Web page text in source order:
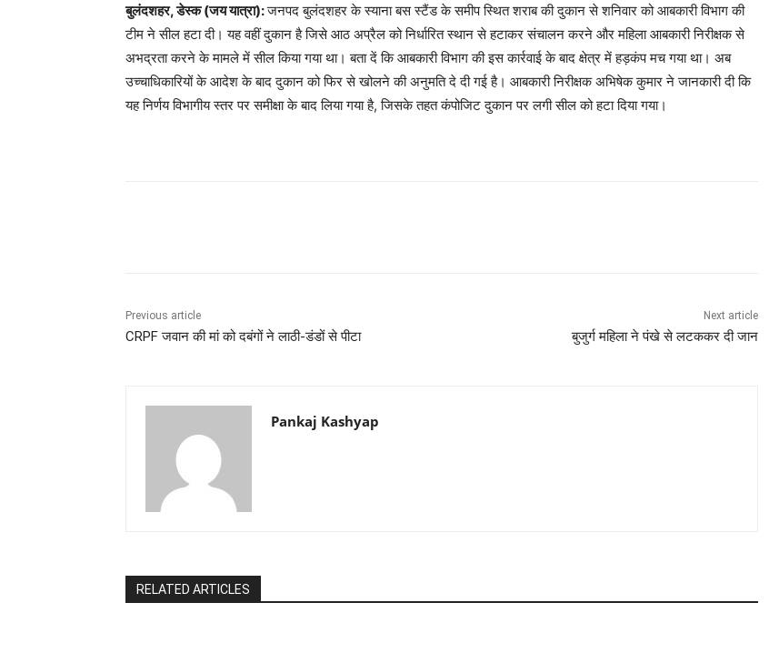
बुलंदशहर, डेस्क (जय यात्रा):जनपद बुलंदशहर के स्याना बस स्टैंड के समीप स्थित शराब की दुकान से शनिवार को आबकारी विभाग की
टीम ने सील हटा दी। यह वहीं दुकान है जिसे आठ अप्रैल को निर्धारित स्थान से हटाकर संचालन करने और महिला आबकारी निरीक्षक से
अभद्रता करने के मामले में सील किया गया था। बता दें कि आबकारी विभाग की इस कार्रवाई के बाद क्षेत्र में हड़कंप मच गया था। अब
उच्चाधिकारियों के आदेश के बाद दुकान को फिर से खोलने की अनुमति दे दी गई है। आबकारी निरीक्षक अभिषेक कुमार ने जानकारी दी कि
यह निर्णय विभागीय स्तर पर समीक्षा के बाद लिया गया है, जिसके तहत कंपोजिट दुकान पर लगी सील को हटा दिया गया।
Previous article
CRPF जवान की मां को दबंगों ने लाठी-डंडों से पीटा
Next article
बुजुर्ग महिला ने पंखे से लटककर दी जान
Pankaj Kashyap
RELATED ARTICLES